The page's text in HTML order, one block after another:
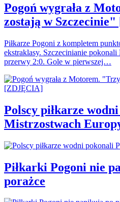
Pogoń wygrała z
zostają w
Piłkarze Pogoni z kompletem
ekstraklasy. Szczecinianie
przerwy 2:0. Gole w pierwszej…
Polscy piłkarze
Mistrzostwach
Piłkarki Pogoni nie
porażce